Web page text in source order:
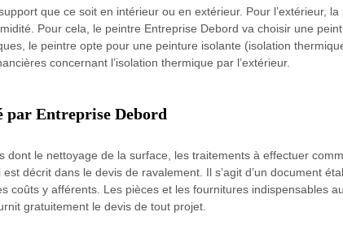
que ce soit en intérieur ou en extérieur. Pour l’extérieur,
Pour cela, le peintre Entreprise Debord va choisir une
le peintre opte pour une peinture isolante (isolation
concernant l’isolation thermique par l’extérieur.
par Entreprise Debord
le nettoyage de la surface, les traitements à effectuer
décrit dans le devis de ravalement. Il s’agit d’un document
y afférents. Les pièces et les fournitures indispensables
gratuitement le devis de tout projet.